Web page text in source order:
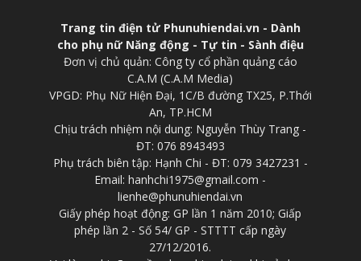
Trang tin điện tử Phunuhiendai.vn - Dành
cho phụ nữ Năng động - Tự tin - Sành điệu
Đơn vị chủ quản: Công ty cổ phần quảng cáo
C.A.M (C.A.M Media)
VPGD: Phụ Nữ Hiện Đại, 1C/B đường TX25, P.Thới
An, TP.HCM
Chịu trách nhiệm nội dung: Nguyễn Thùy Trang -
ĐT: 076 8943493
Phụ trách biên tập: Hạnh Chi - ĐT: 079 3427231 -
Email: hanhchi1975@gmail.com -
lienhe@phunuhiendai.vn
Giấy phép hoạt động: GP lần 1 năm 2010; Giấp
phép lần 2 - Số 54/ GP - STTTT cấp ngày
27/12/2016.